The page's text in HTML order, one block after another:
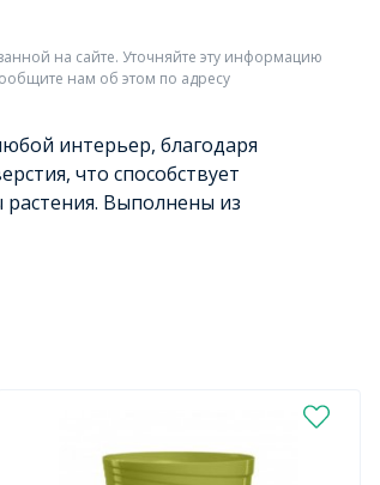
на сайте. Уточняйте эту информацию
нам об этом по адресу
интерьер, благодаря
что способствует
Выполнены из